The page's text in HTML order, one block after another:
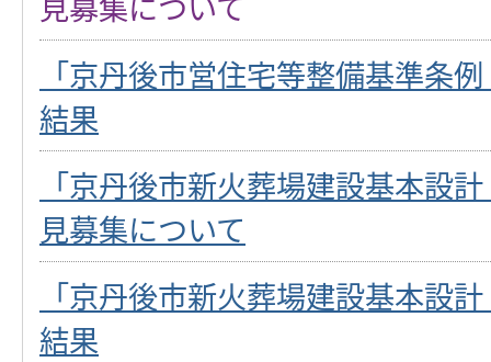
「京丹後市営住宅等整備基準条
結果
「京丹後市新火葬場建設基本設
見募集について
「京丹後市新火葬場建設基本設
結果